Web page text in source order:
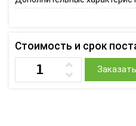
Стоимость и срок
Заказать